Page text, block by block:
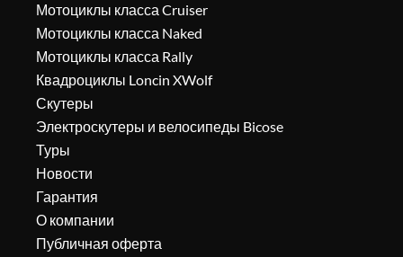
Мотоциклы класса Cruiser
Мотоциклы класса Naked
Мотоциклы класса Rally
Квадроциклы Loncin XWolf
Скутеры
Электроскутеры и велосипеды Bicose
Туры
Новости
Гарантия
О компании
Публичная оферта